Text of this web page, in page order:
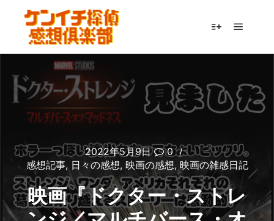
2022年5月9日
0
感想記事, 日々の感想, 映画の感想, 映画の雑感日記
映画『ドクター・ストレ